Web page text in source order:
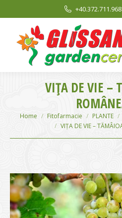
+40.372.711.968
VIŢA DE VIE –
You are here:
Home Fitofarmacie PLANTE
VIŢA DE VIE –